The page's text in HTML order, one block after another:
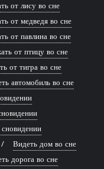
от лису во сне
от медведя во сне
от павлина во сне
от птицу во сне
от тигра во сне
автомобиль во сне
Видеть дом во сне
дорога во сне